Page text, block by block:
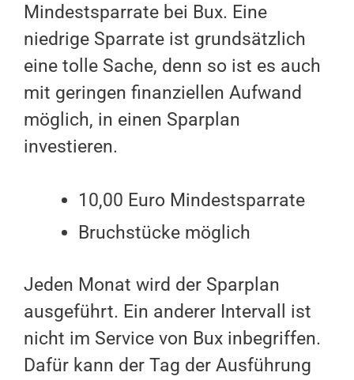
Mindestsparrate bei Bux. Eine
niedrige Sparrate ist grundsätzlich
eine tolle Sache, denn so ist es auch
mit geringen finanziellen Aufwand
möglich, in einen Sparplan
investieren.
10,00 Euro Mindestsparrate
Bruchstücke möglich
Jeden Monat wird der Sparplan
ausgeführt. Ein anderer Intervall ist
nicht im Service von Bux inbegriffen.
Dafür kann der Tag der Ausführung